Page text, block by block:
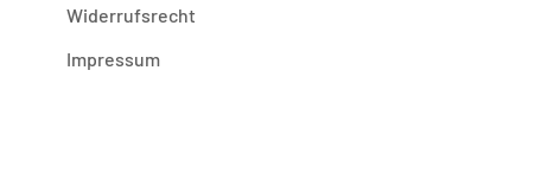
Widerrufsrecht
Impressum